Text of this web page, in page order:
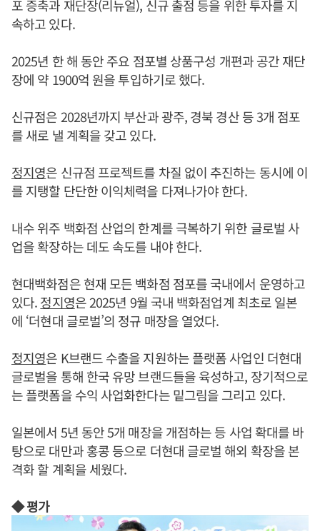
포 증축과 재단장(리뉴얼), 신규 출점 등을 위한 투자를 지
속하고 있다.
2025년 한 해 동안 주요 점포별 상품구성 개편과 공간 재단
장에 약 1900억 원을 투입하기로 했다.
신규점은 2028년까지 부산과 광주, 경북 경산 등 3개 점포
를 새로 낼 계획을 갖고 있다.
정지영은 신규점 프로젝트를 차질 없이 추진하는 동시에 이
를 지탱할 단단한 이익체력을 다져나가야 한다.
내수 위주 백화점 산업의 한계를 극복하기 위한 글로벌 사
업을 확장하는 데도 속도를 내야 한다.
현대백화점은 현재 모든 백화점 점포를 국내에서 운영하고
있다.정지영은 2025년 9월 국내 백화점업계 최초로 일본
에 ‘더현대 글로벌’의 정규 매장을 열었다.
정지영은 K브랜드 수출을 지원하는 플랫폼 사업인 더현대
글로벌을 통해 한국 유망 브랜드들을 육성하고, 장기적으로
는 플랫폼을 수익 사업화한다는 밑그림을 그리고 있다.
일본에서 5년 동안 5개 매장을 개점하는 등 사업 확대를 바
탕으로 대만과 홍콩 등으로 더현대 글로벌 해외 확장을 본
격화 할 계획을 세웠다.
◆ 평가